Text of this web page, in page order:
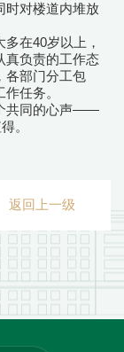
时对楼道内堆放
在40岁以上，
真负责的工作态
各部门分工包
任务。
共同的心声——
。
返回上一级